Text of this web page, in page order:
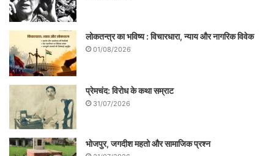
लेखिका सबलोग के उत्तर प्रदेश ब्यूरो की प्रमुख हैं|
सम्पर्क- +919451634719,
लोकतन्त्र का भविष्य : विचारधारा, न्याय और नागरिक विवेक
01/08/2026
प्रेमचंद: विरोध के कथा सम्राट
31/07/2026
भोजपुर, जगदीश महतो और सामाजिक प्रश्न